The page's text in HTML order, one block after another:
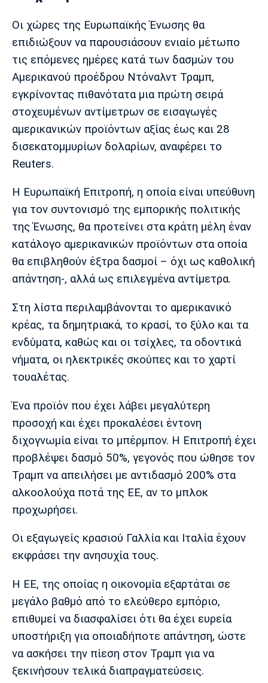
Οι χώρες της Ευρωπαϊκής Ένωσης θα
επιδιώξουν να παρουσιάσουν ενιαίο μέτωπο
τις επόμενες ημέρες κατά των δασμών του
Αμερικανού προέδρου Ντόναλντ Τραμπ,
εγκρίνοντας πιθανότατα μια πρώτη σειρά
στοχευμένων αντίμετρων σε εισαγωγές
αμερικανικών προϊόντων αξίας έως και 28
δισεκατομμυρίων δολαρίων, αναφέρει το
Reuters.
Η Ευρωπαϊκή Επιτροπή, η οποία είναι υπεύθυνη
για τον συντονισμό της εμπορικής πολιτικής
της Ένωσης, θα προτείνει στα κράτη μέλη έναν
κατάλογο αμερικανικών προϊόντων στα οποία
θα επιβληθούν έξτρα δασμοί – όχι ως καθολική
απάντηση-, αλλά ως επιλεγμένα αντίμετρα.
Στη λίστα περιλαμβάνονται το αμερικανικό
κρέας, τα δημητριακά, το κρασί, το ξύλο και τα
ενδύματα, καθώς και οι τσίχλες, τα οδοντικά
νήματα, οι ηλεκτρικές σκούπες και το χαρτί
τουαλέτας.
Ένα προϊόν που έχει λάβει μεγαλύτερη
προσοχή και έχει προκαλέσει έντονη
διχογνωμία είναι το μπέρμπον. Η Επιτροπή έχει
προβλέψει δασμό 50%, γεγονός που ώθησε τον
Τραμπ να απειλήσει με αντιδασμό 200% στα
αλκοολούχα ποτά της ΕΕ, αν το μπλοκ
προχωρήσει.
Οι εξαγωγείς κρασιού Γαλλία και Ιταλία έχουν
εκφράσει την ανησυχία τους.
Η ΕΕ, της οποίας η οικονομία εξαρτάται σε
μεγάλο βαθμό από το ελεύθερο εμπόριο,
επιθυμεί να διασφαλίσει ότι θα έχει ευρεία
υποστήριξη για οποιαδήποτε απάντηση, ώστε
να ασκήσει την πίεση στον Τραμπ για να
ξεκινήσουν τελικά διαπραγματεύσεις.